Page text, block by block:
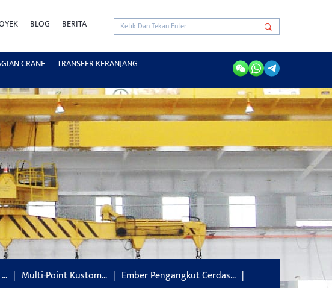
BLOG BERITA
CRANE TRANSFER KERANJANG
Multi-Point Kustom…
Ember Pengangkut Cerdas…